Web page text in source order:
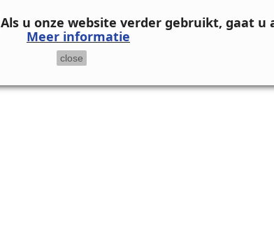
Als u onze website verder gebruikt, gaat
Meer informatie
close